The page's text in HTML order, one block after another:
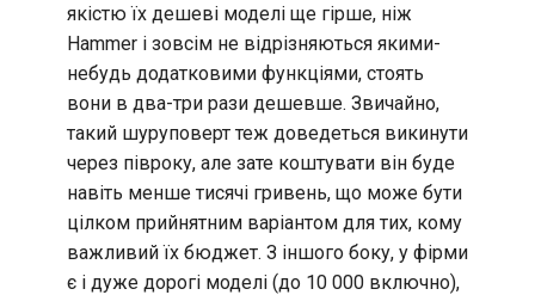
якістю їх дешеві моделі ще гірше, ніж
Hammer і зовсім не відрізняються якими-
небудь додатковими функціями, стоять
вони в два-три рази дешевше. Звичайно,
такий шуруповерт теж доведеться викинути
через півроку, але зате коштувати він буде
навіть менше тисячі гривень, що може бути
цілком прийнятним варіантом для тих, кому
важливий їх бюджет. З іншого боку, у фірми
є і дуже дорогі моделі (до 10 000 включно),